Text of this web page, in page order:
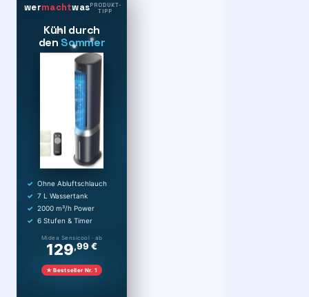
wermachtwasPRODUKT-
TIPP
Kühl durch
den Sommer
Ohne Abluftschlauch
7 L Wassertank
2000 m³/h Power
6 Stufen & Timer
Midea Sensicool · ab
129,99 €
★ Bestseller Nr. 1